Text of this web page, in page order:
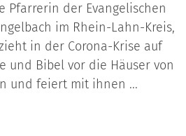
Pfarrerin der Evangelischen
im Rhein-Lahn-Kreis,
in der Corona-Krise auf
und Bibel vor die Häuser von
und feiert mit ihnen ...